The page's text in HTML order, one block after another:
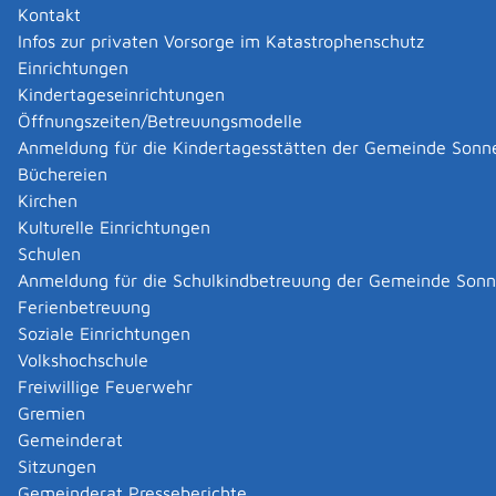
Kontakt
Infos zur privaten Vorsorge im Katastrophenschutz
Einrichtungen
Kindertageseinrichtungen
Öffnungszeiten/Betreuungsmodelle
Anmeldung für die Kindertagesstätten der Gemeinde
Büchereien
Kirchen
Kulturelle Einrichtungen
Schulen
Anmeldung für die Schulkindbetreuung der Gemeinde
Ferienbetreuung
Soziale Einrichtungen
Volkshochschule
Freiwillige Feuerwehr
Gremien
Gemeinderat
Sitzungen
auch nach einem Todesfall – und auch keine andere
Person im Haushalt dies übernehmen kann, können Sie
Hilfe zur Weiterführung des Haushalts bei dem für Sie
zuständigen Träger der Sozialhilfe beantragen. Die Hilfe
können Sie erhalten, wenn es notwendig und sinnvoll
ist, den Haushalt weiterzuführen, beispielsweise, weil
Sie Kinder versorgen müssen.
Sie können im Rahmen der Hilfe zur Weiterführung des
Haushalts Unterstützung bei allen Tätigkeiten erhalten,
die Sie zumindest teilweise nicht mehr bewältigen
können. Dazu gehört sowohl die Hausarbeit als auch
die persönliche Betreuung von Kindern und anderen im
Haushalt lebenden Familienmitgliedern.
Die Hilfe zur Weiterführung des Haushalts ist eine
Sozialleistung, bei der Ihr Einkommen und Vermögen
zugrunde gelegt werden. Sie wird nur erbracht, wenn
Sie die erforderliche Leistung nicht von anderen oder
von Trägern anderer Sozialleistungen erhalten, wie zum